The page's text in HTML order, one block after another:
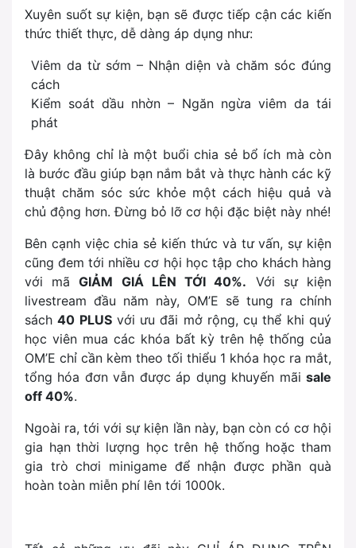
Xuyên suốt sự kiện, bạn sẽ được tiếp cận các kiến
thức thiết thực, dễ dàng áp dụng như:
Viêm da từ sớm – Nhận diện và chăm sóc đúng
cách
Kiểm soát dầu nhờn – Ngăn ngừa viêm da tái
phát
Đây không chỉ là một buổi chia sẻ bổ ích mà còn
là bước đầu giúp bạn nắm bắt và thực hành các kỹ
thuật chăm sóc sức khỏe một cách hiệu quả và
chủ động hơn. Đừng bỏ lỡ cơ hội đặc biệt này nhé!
Bên cạnh việc chia sẻ kiến thức và tư vấn, sự kiện
cũng đem tới nhiều cơ hội học tập cho khách hàng
với mãGIẢM GIÁ LÊN TỚI 40%. Với sự kiện
livestream đầu năm này, OM’E sẽ tung ra chính
sách40 PLUSvới ưu đãi mở rộng, cụ thể khi quý
học viên mua các khóa bất kỳ trên hệ thống của
OM’E chỉ cần kèm theo tối thiểu 1 khóa học ra mắt,
tổng hóa đơn vẫn được áp dụng khuyến mãi sale
off 40%.
Ngoài ra, tới với sự kiện lần này, bạn còn có cơ hội
gia hạn thời lượng học trên hệ thống hoặc tham
gia trò chơi minigame để nhận được phần quà
hoàn toàn miễn phí lên tới 1000k.